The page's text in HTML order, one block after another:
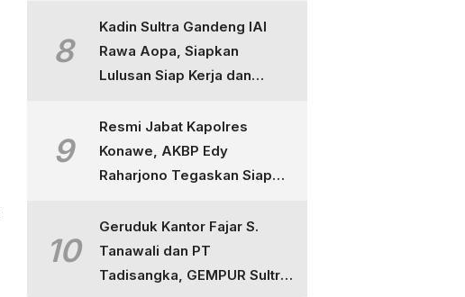
8
Kadin Sultra Gandeng IAI
Rawa Aopa, Siapkan
Lulusan Siap Kerja dan
9
Resmi Jabat Kapolres
Konawe, AKBP Edy
Raharjono Tegaskan Siap
Tuntaskan Perkara
10
Geruduk Kantor Fajar S.
Tanawali dan PT
Tadisangka, GEMPUR Sultra